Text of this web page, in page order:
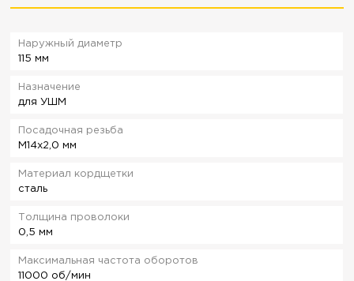
Наружный диаметр
115 мм
Назначение
для УШМ
Посадочная резьба
М14х2,0 мм
Материал кордщетки
сталь
Толщина проволоки
0,5 мм
Максимальная частота оборотов
11000 об/мин